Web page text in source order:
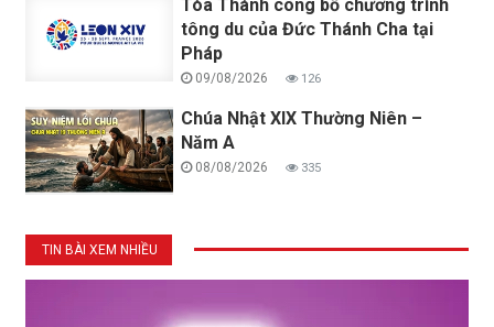
Tòa Thánh công bố chương trình
tông du của Đức Thánh Cha tại
Pháp
09/08/2026 126
Chúa Nhật XIX Thường Niên –
Năm A
08/08/2026 335
TIN BÀI XEM NHIỀU